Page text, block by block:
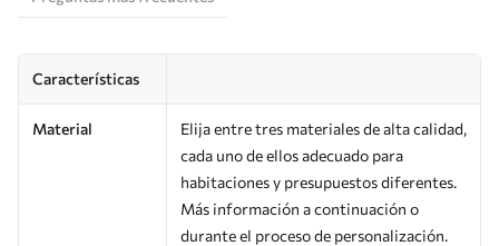
Características
Material
Elija entre tres materiales de alta calidad,
cada uno de ellos adecuado para
habitaciones y presupuestos diferentes.
Más información a continuación o
durante el proceso de personalización.